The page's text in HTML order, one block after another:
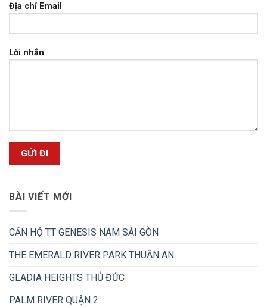
Địa chỉ Email
Lời nhắn
BÀI VIẾT MỚI
CĂN HỘ TT GENESIS NAM SÀI GÒN
THE EMERALD RIVER PARK THUẬN AN
GLADIA HEIGHTS THỦ ĐỨC
PALM RIVER QUẬN 2